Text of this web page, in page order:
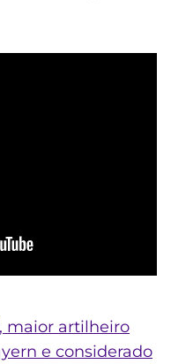
maior artilheiro
e considerado